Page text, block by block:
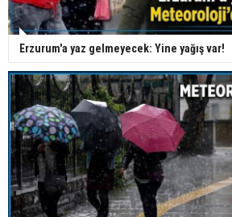
Erzurum'a yaz gelmeyecek: Yine yağış var!